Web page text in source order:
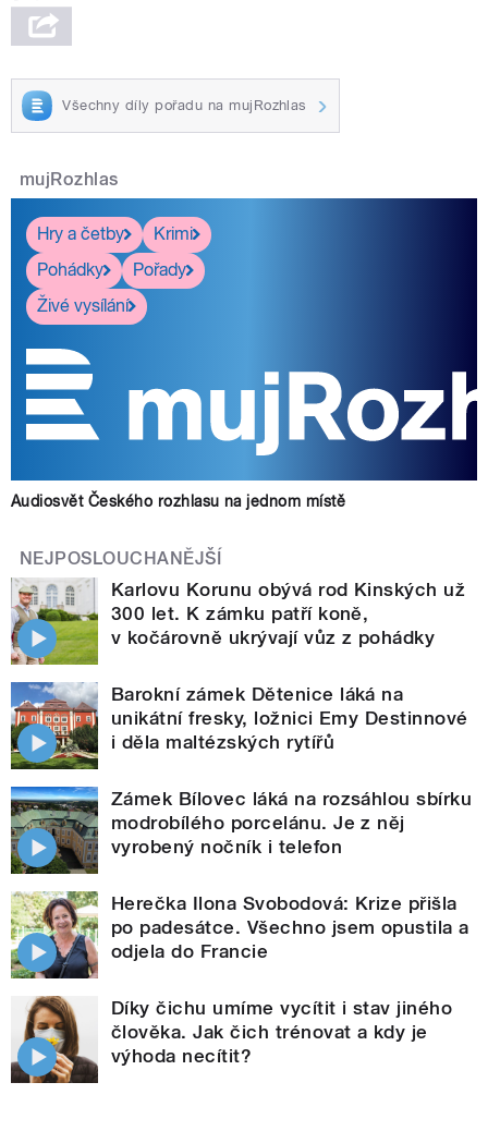
Všechny díly pořadu na mujRozhlas
mujRozhlas
Hry a četby
Krimi
Pohádky
Pořady
Živé vysílání
Audiosvět Českého rozhlasu na jednom místě
NEJPOSLOUCHANĚJŠÍ
Karlovu Korunu obývá rod Kinských už
300 let. K zámku patří koně,
v kočárovně ukrývají vůz z pohádky
Barokní zámek Dětenice láká na
unikátní fresky, ložnici Emy Destinnové
i děla maltézských rytířů
Zámek Bílovec láká na rozsáhlou sbírku
modrobílého porcelánu. Je z něj
vyrobený nočník i telefon
Herečka Ilona Svobodová: Krize přišla
po padesátce. Všechno jsem opustila a
odjela do Francie
Díky čichu umíme vycítit i stav jiného
člověka. Jak čich trénovat a kdy je
výhoda necítit?